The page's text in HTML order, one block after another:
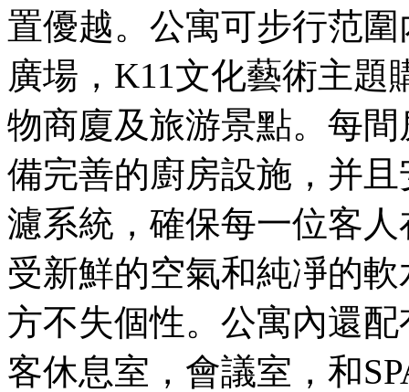
置優越。公寓可步行范
廣場，K11文化藝術主題
物商廈及旅游景點。每
備完善的廚房設施，并
濾系統，確保每一位客
受新鮮的空氣和純凈的
方不失個性。公寓內還
客休息室，會議室，和